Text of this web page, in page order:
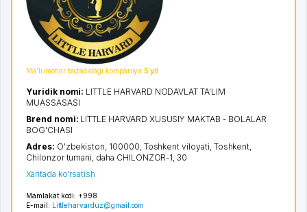
Ma'lumotlar bazasidagi kompaniya5 yil
Mamlakat kodi: +998
E-mail: Littleharvarduz@gmail.com
Yuridik nomi: LITTLE HARVARD NODAVLAT TA'LIM
MUASSASASI
Brend nomi: LITTLE HARVARD XUSUSIY MAKTAB - BOLALAR
BOG'CHASI
Adres: O'zbekiston, 100000, Toshkent viloyati Toshkent
Chilonzor tumani daha CHILONZOR-1 , 30
Xaritada ko'rsatish